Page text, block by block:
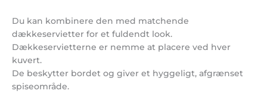
Du kan kombinere den med matchende
dækkeservietter for et fuldendt look.
Dækkeservietterne er nemme at placere ved hver
kuvert.
De beskytter bordet og giver et hyggeligt, afgrænset
spiseområde.